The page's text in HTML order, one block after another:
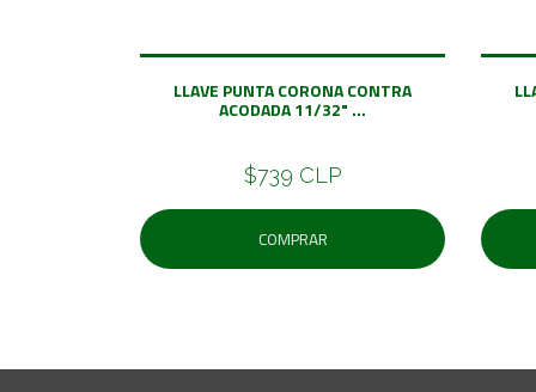
LLAVE PUNTA CORONA CONTRA
ACODADA 11/32" ...
$739 CLP
COMPRAR